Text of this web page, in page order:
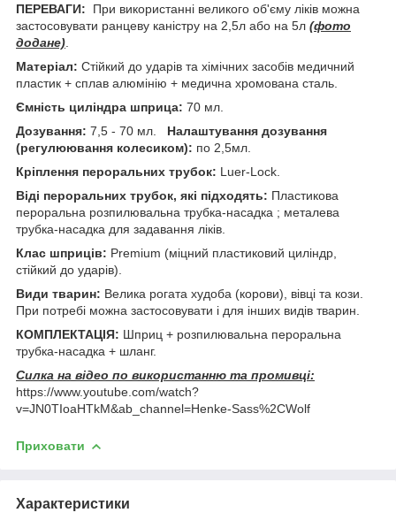
ПЕРЕВАГИ: При використанні великого об'єму ліків можна
застосовувати ранцеву каністру на 2,5л або на 5л (фото
додане)
Матеріал: Стійкий до ударів та хімічних засобів медичний
пластик + сплав алюмінію + медична хромована сталь.
Ємність циліндра шприца: 70 мл.
Дозування: 7,5 - 70 мл. Налаштування дозування
(регулюювання колесиком): по 2,5мл.
Кріплення пероральних трубок: Luer-Lock.
Віді пероральних трубок, які підходять: Пластикова
пероральна розпилювальна трубка-насадка ; металева
трубка-насадка для задавання ліків.
Клас шприців: Premium (міцний пластиковий циліндр,
стійкий до ударів).
Види тварин: Велика рогата худоба (корови), вівці та кози.
При потребі можна застосовувати і для інших видів тварин.
КОМПЛЕКТАЦІЯ: Шприц + розпилювальна пероральна
трубка-насадка + шланг.
Силка на відео по використанню та промивці:
https://www.youtube.com/watch?
v=JN0TIoaHTkM&ab_channel=Henke-Sass%2CWolf
Приховати
Характеристики